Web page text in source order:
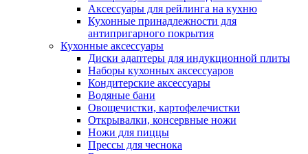
Аксессуары для рейлинга на кухню
Кухонные принадлежности для
антипригарного покрытия
Кухонные аксессуары
Диски адаптеры для индукционной плиты
Наборы кухонных аксессуаров
Кондитерские аксессуары
Водяные бани
Овощечистки, картофелечистки
Открывалки, консервные ножи
Ножи для пиццы
Прессы для чеснока